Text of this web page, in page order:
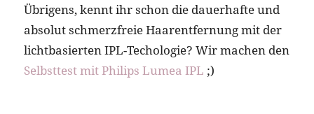
Übrigens, kennt ihr schon die dauerhafte und
absolut schmerzfreie Haarentfernung mit der
lichtbasierten IPL-Techologie? Wir machen den
Selbsttest mit Philips Lumea IPL ;)